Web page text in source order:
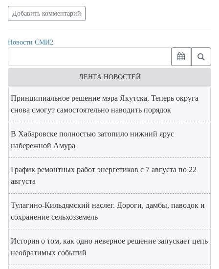
Добавить комментарий
Новости СМИ2
ЛЕНТА НОВОСТЕЙ
Принципиальное решение мэра Якутска. Теперь округа
снова смогут самостоятельно наводить порядок
В Хабаровске полностью затопило нижний ярус
набережной Амура
График ремонтных работ энергетиков с 7 августа по 22
августа
Тулагино-Кильдямский наслег. Дороги, дамбы, паводок и
сохранение сельхозземель
История о том, как одно неверное решение запускает цепь
необратимых событий